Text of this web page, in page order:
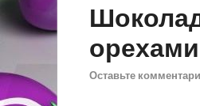
Оставьте